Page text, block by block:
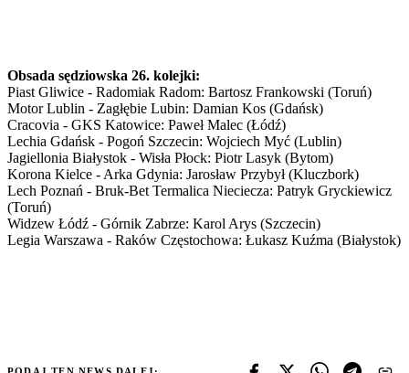
Obsada sędziowska 26. kolejki:
Piast Gliwice - Radomiak Radom: Bartosz Frankowski (Toruń)
Motor Lublin - Zagłębie Lubin: Damian Kos (Gdańsk)
Cracovia - GKS Katowice: Paweł Malec (Łódź)
Lechia Gdańsk - Pogoń Szczecin: Wojciech Myć (Lublin)
Jagiellonia Białystok - Wisła Płock: Piotr Lasyk (Bytom)
Korona Kielce - Arka Gdynia: Jarosław Przybył (Kluczbork)
Lech Poznań - Bruk-Bet Termalica Nieciecza: Patryk Gryckiewicz
(Toruń)
Widzew Łódź - Górnik Zabrze: Karol Arys (Szczecin)
Legia Warszawa - Raków Częstochowa: Łukasz Kuźma (Białystok)